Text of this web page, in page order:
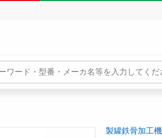
製罐鉄骨加工機